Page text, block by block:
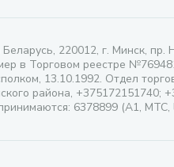
220012, г. Минск, пр.
в Торговом реестре
13.10.1992. Отдел
района, +375172151740;
6378899 (А1, МТС,